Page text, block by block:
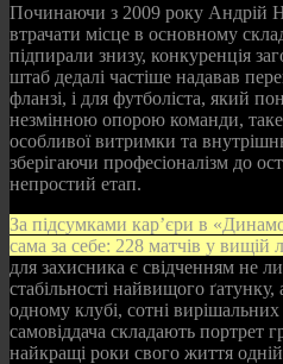
Починаючи з 2009 року Андрій
втрачати місце в основному
підпирали знизу, конкуренція
штаб дедалі частіше надавав
фланзі, і для футболіста, який
незмінною опорою команди,
особливої витримки та
зберігаючи професіоналізм до
непростий етап.
За підсумками кар’єри в
сама за себе: 228 матчів у вищій
для захисника є свідченням не
стабільності найвищого
одному клубі, сотні вирішальних
самовіддача складають портрет
найкращі роки свого життя